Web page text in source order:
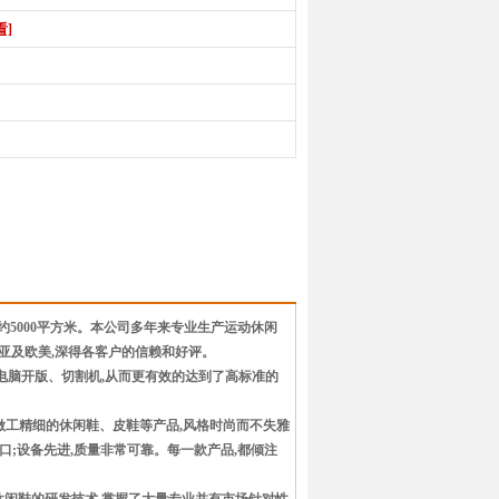
]
平方米。本公司多年来专业生产运动休闲
欧美,深得各客户的信赖和好评。
开版、切割机,从而更有效的达到了高标准的
精细的休闲鞋、皮鞋等产品,风格时尚而不失雅
;设备先进,质量非常可靠。每一款产品,都倾注